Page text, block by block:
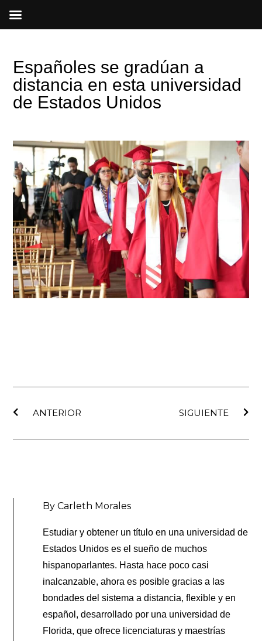
Españoles se gradúan a
distancia en esta universidad
de Estados Unidos
ANTERIOR
SIGUIENTE
By Carleth Morales
Estudiar y obtener un título en una universidad de
Estados Unidos es el sueño de muchos
hispanoparlantes. Hasta hace poco casi
inalcanzable, ahora es posible gracias a las
bondades del sistema a distancia, flexible y en
español, desarrollado por una universidad de
Florida, que ofrece licenciaturas y maestrías